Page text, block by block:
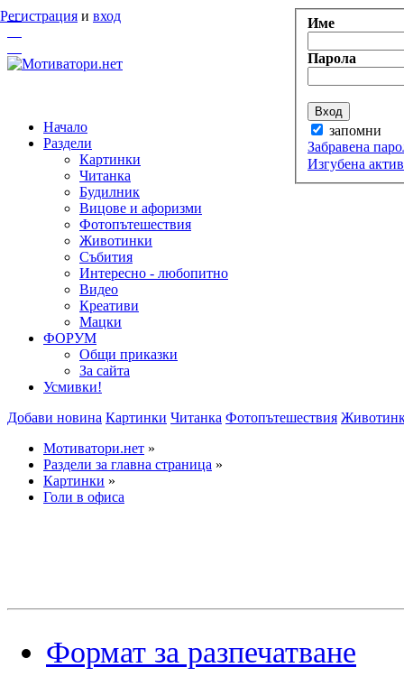
Регистрация и вход Име
Парола
запомни
Забравена
Изгубена
Начало
Раздели
Картинки
Читанка
Будилник
Вицове и афоризми
Фотопътешествия
Животинки
Събития
Интересно - любопитно
Видео
Креативи
Мацки
ФОРУМ
Общи приказки
За сайта
Усмивки!
Добави новина Картинки Читанка Фотопътешествия
Мотиватори.нет »
Раздели за главна страница »
Картинки »
Голи в офиса
Формат за разпечатване